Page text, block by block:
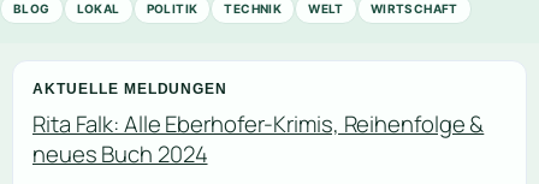
BLOG LOKAL POLITIK TECHNIK WELT WIRTSCHAFT
AKTUELLE MELDUNGEN
Rita Falk: Alle Eberhofer-Krimis, Reihenfolge &
neues Buch 2024